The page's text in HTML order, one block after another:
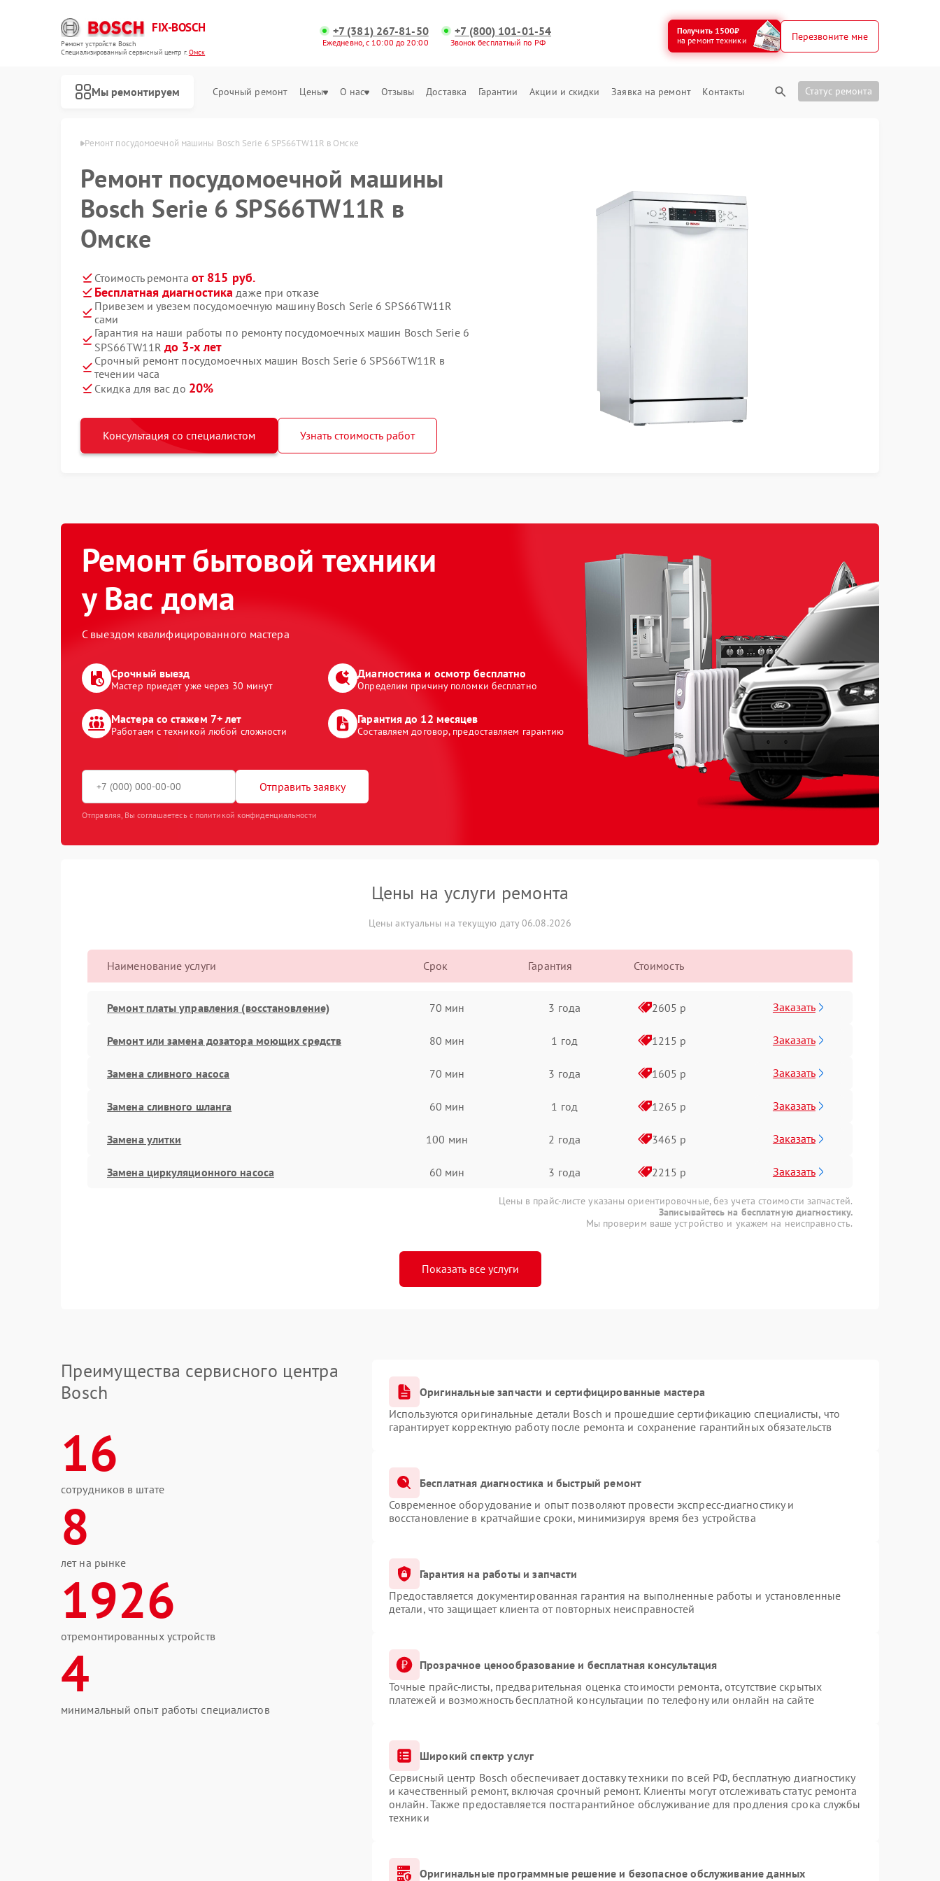
FIX-BOSCH
Ремонт устройств Bosch
Специализированный cервисный центр г.Омск
+7 (381) 267-81-50
Ежедневно, с 10:00 до 20:00
+7 (800) 101-01-54
Звонок бесплатный по РФ
Получить 1500₽
на ремонт техники
Перезвоните мне
Мы ремонтируем Срочный ремонт Цены О нас Отзывы Доставка Гарантии Акции и скидки Заявка на ремонт Контакты Статус ремонта
Ремонт посудомоечной машины Bosch Serie 6 SPS66TW11R в Омске
Ремонт посудомоечной машины
Bosch Serie 6 SPS66TW11R в
Омске
Стоимость ремонта от 815 руб.
Бесплатная диагностика даже при отказе
Привезем и увезем посудомоечную машину Bosch Serie 6 SPS66TW11R
сами
Гарантия на наши работы по ремонту посудомоечных машин Bosch Serie 6
SPS66TW11Rдо 3-х лет
Срочный ремонт посудомоечных машин Bosch Serie 6 SPS66TW11R в
течении часа
Скидка для вас до 20%
Консультация со специалистом Узнать стоимость работ
Ремонт бытовой техники
у Вас дома
С выездом квалифицированного мастера
Срочный выезд
Мастер приедет уже через 30 минут
Диагностика и осмотр бесплатно
Определим причину поломки бесплатно
Мастера со стажем 7+ лет
Работаем с техникой любой сложности
Гарантия до 12 месяцев
Составляем договор, предоставляем гарантию
Отправить заявку
Отправляя, Вы соглашаетесь с политикой конфиденциальности
Цены на услуги ремонта
Цены актуальны на текущую дату 06.08.2026
Наименование услуги Срок Гарантия Стоимость
Ремонт платы управления (восстановление) 70 мин 3 года 2605 р Заказать
Ремонт или замена дозатора моющих средств 80 мин 1 год 1215 р Заказать
Замена сливного насоса 70 мин 3 года 1605 р Заказать
Замена сливного шланга 60 мин 1 год 1265 р Заказать
Замена улитки 100 мин 2 года 3465 р Заказать
Замена циркуляционного насоса 60 мин 3 года 2215 р Заказать
Цены в прайс-листе указаны ориентировочные, без учета стоимости запчастей.
Записывайтесь на бесплатную диагностику.
Мы проверим ваше устройство и укажем на неисправность.
Показать все услуги
Преимущества сервисного центра
Bosch
16
сотрудников в штате
8
лет на рынке
1926
отремонтированных устройств
4
минимальный опыт работы специалистов
Оригинальные запчасти и сертифицированные мастера
Используются оригинальные детали Bosch и прошедшие сертификацию специалисты, что
гарантирует корректную работу после ремонта и сохранение гарантийных обязательств
Бесплатная диагностика и быстрый ремонт
Современное оборудование и опыт позволяют провести экспресс-диагностику и
восстановление в кратчайшие сроки, минимизируя время без устройства
Гарантия на работы и запчасти
Предоставляется документированная гарантия на выполненные работы и установленные
детали, что защищает клиента от повторных неисправностей
Прозрачное ценообразование и бесплатная консультация
Точные прайс-листы, предварительная оценка стоимости ремонта, отсутствие скрытых
платежей и возможность бесплатной консультации по телефону или онлайн на сайте
Широкий спектр услуг
Сервисный центр Bosch обеспечивает доставку техники по всей РФ, бесплатную диагностику
и качественный ремонт, включая срочный ремонт. Клиенты могут отслеживать статус ремонта
онлайн. Также предоставляется постгарантийное обслуживание для продления срока службы
техники
Оригинальные программные решение и безопасное обслуживание данных